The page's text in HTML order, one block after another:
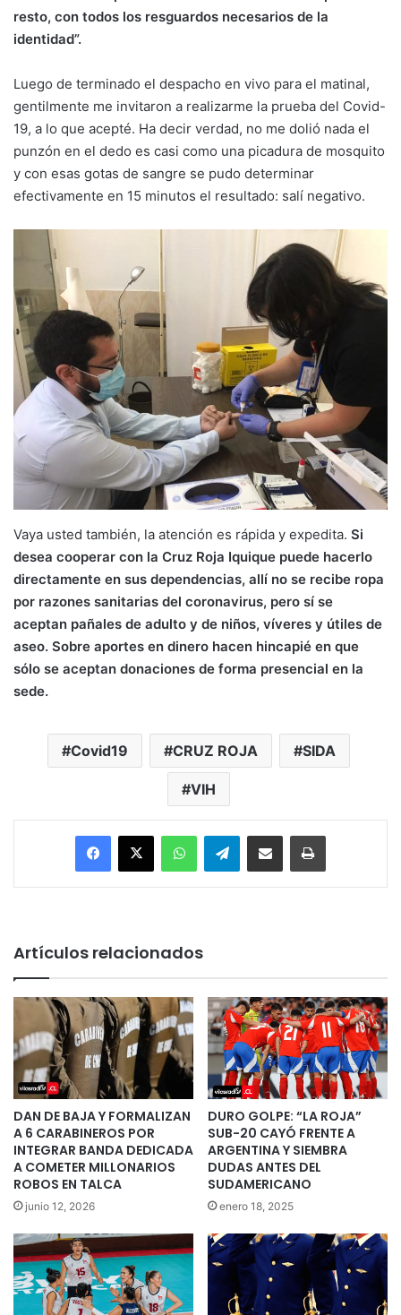
resto, con todos los resguardos necesarios de la
identidad”.
Luego de terminado el despacho en vivo para el matinal,
gentilmente me invitaron a realizarme la prueba del Covid-
19, a lo que acepté. Ha decir verdad, no me dolió nada el
punzón en el dedo es casi como una picadura de mosquito
y con esas gotas de sangre se pudo determinar
efectivamente en 15 minutos el resultado: salí negativo.
Vaya usted también, la atención es rápida y expedita. Si
desea cooperar con la Cruz Roja Iquique puede hacerlo
directamente en sus dependencias, allí no se recibe ropa
por razones sanitarias del coronavirus, pero sí se
aceptan pañales de adulto y de niños, víveres y útiles de
aseo. Sobre aportes en dinero hacen hincapié en que
sólo se aceptan donaciones de forma presencial en la
sede.
Covid19 CRUZ ROJA SIDA
VIH
Facebook
X WhatsAppTelegramEnviar vía email Imprimir
Artículos relacionados
DAN DE BAJA Y FORMALIZAN
A 6 CARABINEROS POR
INTEGRAR BANDA DEDICADA
A COMETER MILLONARIOS
ROBOS EN TALCA
junio 12, 2026
DURO GOLPE: “LA ROJA”
SUB-20 CAYÓ FRENTE A
ARGENTINA Y SIEMBRA
DUDAS ANTES DEL
SUDAMERICANO
enero 18, 2025